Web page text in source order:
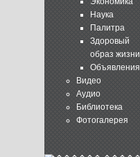
Наука
Палитра
Здоровый
образ жизни
Объявления
Видео
Аудио
Библиотека
Фотогалерея